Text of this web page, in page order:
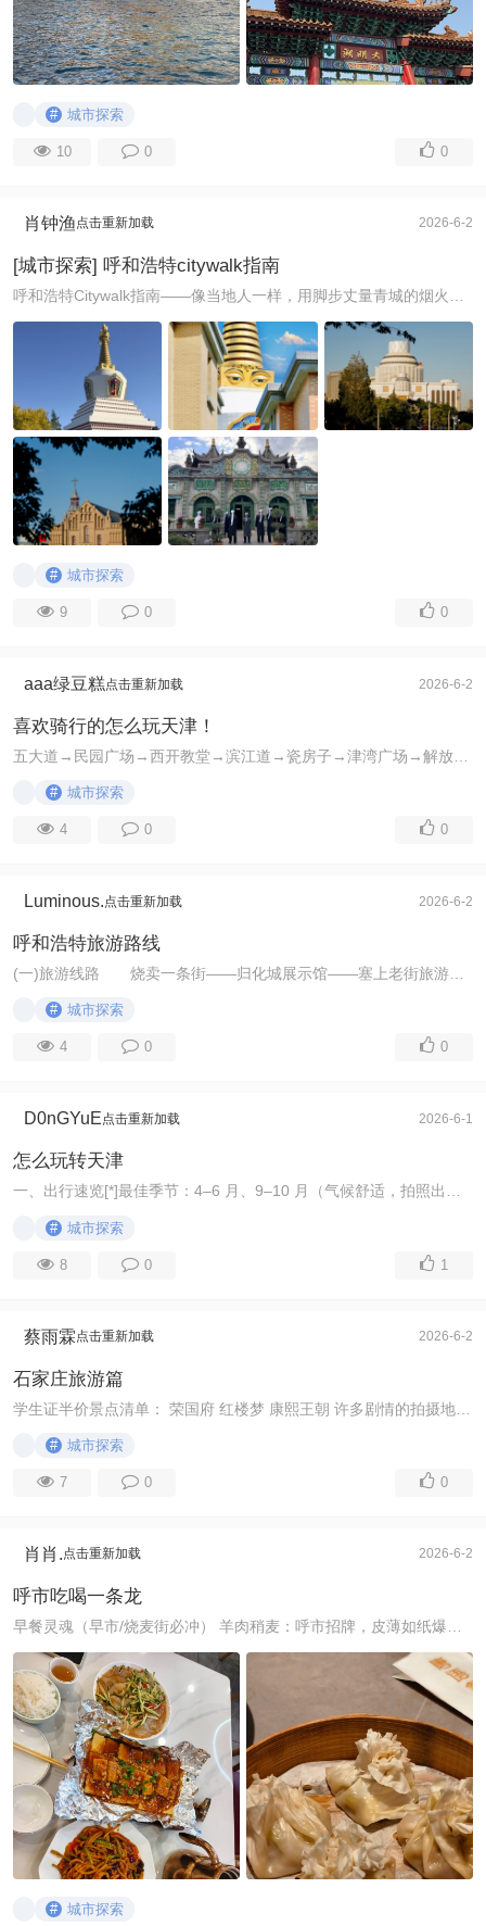
# 城市探索
10 0 0
肖钟渔点击重新加载 2026-6-2
[城市探索] 呼和浩特citywalk指南
# 城市探索
9 0 0
aaa绿豆糕点击重新加载 2026-6-2
喜欢骑行的怎么玩天津！
# 城市探索
4 0 0
Luminous. 点击重新加载 2026-6-2
呼和浩特旅游路线
(一)旅游线路 烧卖一条街——归化城展示馆——塞上老街旅游休闲街区——通顺大街小吃巷——转角巷——宽巷子 (二)具体路线 06：00出发前往烧卖一条街 ...
# 城市探索
4 0 0
D0nGYuE点击重新加载 2026-6-1
怎么玩转天津
一、出行速览​ [*]最佳季节：4–6 月、9–10 月（气候舒适，拍照出片）​ [*]建议天数：2–3 天（市区核心景点全覆盖）​ [*]外部交通​ [*]飞机：天津滨海 ...
# 城市探索
8 0 1
蔡雨霖点击重新加载 2026-6-2
石家庄旅游篇
# 城市探索
7 0 0
肖肖.点击重新加载 2026-6-2
呼市吃喝一条龙
# 城市探索